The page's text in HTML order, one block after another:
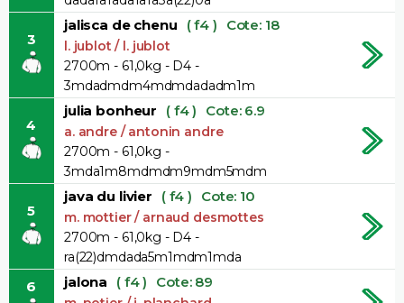
3
jalisca de chenu ( f4 ) Cote: 18
l. jublot / l. jublot
2700m - 61,0kg - D4 -
3mdadmdm4mdmdadadm1m
4
julia bonheur ( f4 ) Cote: 6.9
a. andre / antonin andre
2700m - 61,0kg -
3mda1m8mdmdm9mdm5mdm
5
java du livier ( f4 ) Cote: 10
m. mottier / arnaud desmottes
2700m - 61,0kg - D4 -
ra(22)dmdada5m1mdm1mda
6 jalona ( f4 ) Cote: 89